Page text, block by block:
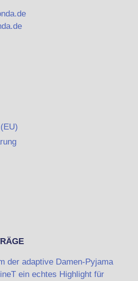
der adaptive Damen-Pyjama
ein echtes Highlight für